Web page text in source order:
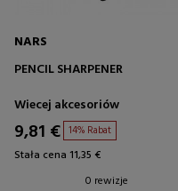
NARS
PENCIL SHARPENER
Wiecej akcesoriów
9,81 € 14% Rabat
Stała cena 11,35 €
0 rewizje